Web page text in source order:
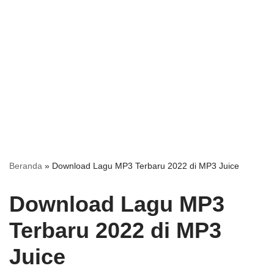
Beranda » Download Lagu MP3 Terbaru 2022 di MP3 Juice
Download Lagu MP3
Terbaru 2022 di MP3
Juice